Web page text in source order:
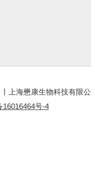
上海懋康生物科技有限公
16016464号-4